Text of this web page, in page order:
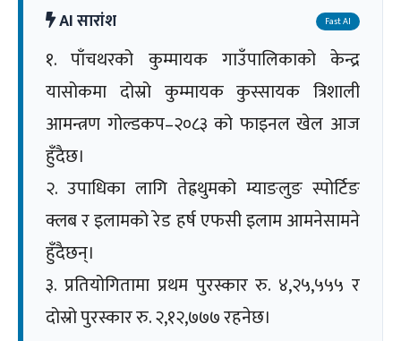
AI सारांश Fast AI
१. पाँचथरको कुम्मायक गाउँपालिकाको केन्द्र
यासोकमा दोस्रो कुम्मायक कुस्सायक त्रिशाली
आमन्त्रण गोल्डकप–२०८३ को फाइनल खेल आज
हुँदैछ।
२. उपाधिका लागि तेह्रथुमको म्याङलुङ स्पोर्टिङ
क्लब र इलामको रेड हर्ष एफसी इलाम आमनेसामने
हुँदैछन्।
३. प्रतियोगितामा प्रथम पुरस्कार रु. ४,२५,५५५ र
दोस्रो पुरस्कार रु. २,१२,७७७ रहनेछ।